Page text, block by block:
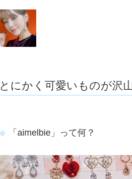
とにかく可愛いものが沢
「aimelbie」って何？